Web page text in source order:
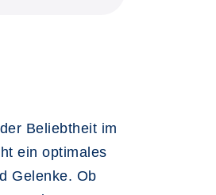
Beliebtheit im
ein optimales
Gelenke. Ob